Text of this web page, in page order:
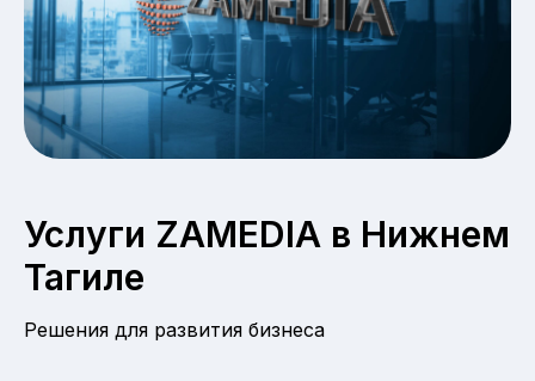
Услуги ZAMEDIA в Нижнем
Тагиле
Решения для развития бизнеса